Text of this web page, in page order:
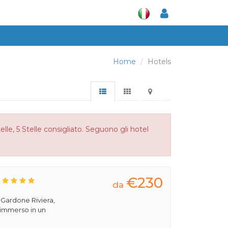
Home Hotels
5 Stelle consigliato. Seguono gli hotel
Riviera,
in un
da €230